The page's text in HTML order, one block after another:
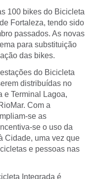
100 bikes do Bicicleta
Fortaleza, tendo sido
passados. As novas
para substituição
das bikes.
do Bicicleta
distribuídas no
e Terminal Lagoa,
Com a
se as
se o uso da
Cidade, uma vez que
e pessoas nas
Integrada é